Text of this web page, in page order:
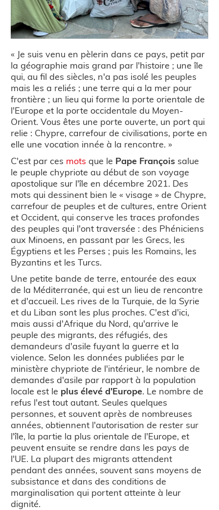
« Je suis venu en pèlerin dans ce pays, petit par
la géographie mais grand par l'histoire ; une île
qui, au fil des siècles, n'a pas isolé les peuples
mais les a reliés ; une terre qui a la mer pour
frontière ; un lieu qui forme la porte orientale de
l'Europe et la porte occidentale du Moyen-
Orient. Vous êtes une porte ouverte, un port qui
relie : Chypre, carrefour de civilisations, porte en
elle une vocation innée à la rencontre. »
C'est par ces mots que le Pape François salue
le peuple chypriote au début de son voyage
apostolique sur l'île en décembre 2021. Des
mots qui dessinent bien le « visage » de Chypre,
carrefour de peuples et de cultures, entre Orient
et Occident, qui conserve les traces profondes
des peuples qui l'ont traversée : des Phéniciens
aux Minoens, en passant par les Grecs, les
Égyptiens et les Perses ; puis les Romains, les
Byzantins et les Turcs.
Une petite bande de terre, entourée des eaux
de la Méditerranée, qui est un lieu de rencontre
et d'accueil. Les rives de la Turquie, de la Syrie
et du Liban sont les plus proches. C'est d'ici,
mais aussi d'Afrique du Nord, qu'arrive le
peuple des migrants, des réfugiés, des
demandeurs d'asile fuyant la guerre et la
violence. Selon les données publiées par le
ministère chypriote de l'intérieur, le nombre de
demandes d'asile par rapport à la population
locale est le plus élevé d'Europe. Le nombre de
refus l'est tout autant. Seules quelques
personnes, et souvent après de nombreuses
années, obtiennent l'autorisation de rester sur
l'île, la partie la plus orientale de l'Europe, et
peuvent ensuite se rendre dans les pays de
l'UE. La plupart des migrants attendent
pendant des années, souvent sans moyens de
subsistance et dans des conditions de
marginalisation qui portent atteinte à leur
dignité.